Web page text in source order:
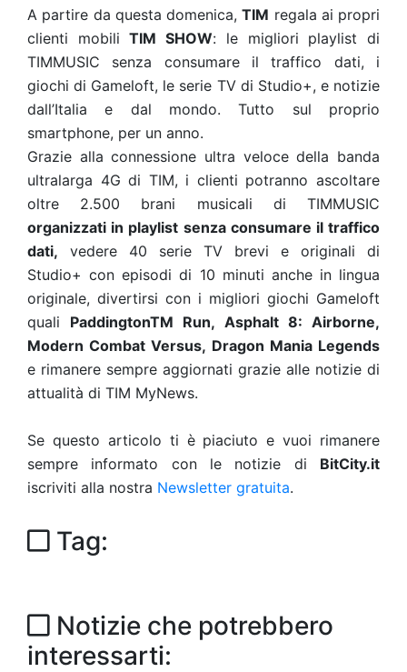
A partire da questa domenica,TIM regala ai propri
clienti mobiliTIM SHOW: le migliori playlist di
TIMMUSIC senza consumare il traffico dati, i
giochi di Gameloft, le serie TV di Studio+, e notizie
dall’Italia e dal mondo. Tutto sul proprio
smartphone, per un anno.
Grazie alla connessione ultra veloce della banda
ultralarga 4G di TIM, i clienti potranno ascoltare
oltre 2.500 brani musicali di TIMMUSIC
organizzati in playlist senza consumare il traffico
dati, vedere 40 serie TV brevi e originali di
Studio+ con episodi di 10 minuti anche in lingua
originale, divertirsi con i migliori giochi Gameloft
quali PaddingtonTM Run, Asphalt 8: Airborne,
Modern Combat Versus, Dragon Mania Legends
e rimanere sempre aggiornati grazie alle notizie di
attualità di TIM MyNews.
Se questo articolo ti è piaciuto e vuoi rimanere
sempre informato con le notizie di BitCity.it
iscriviti alla nostra Newsletter gratuita.
Tag:
Notizie che potrebbero
interessarti: